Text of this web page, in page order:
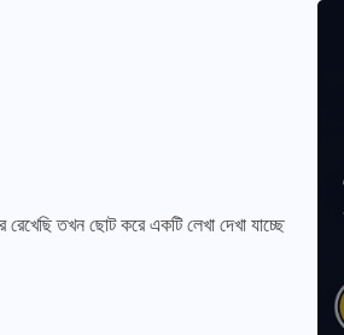
তখন ছোট করে একটি লেখা দেখা যাচ্ছে